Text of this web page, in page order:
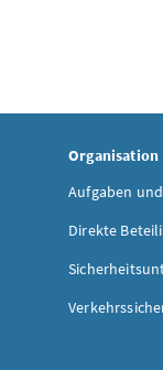
Organisation
Aufgaben
Direkte